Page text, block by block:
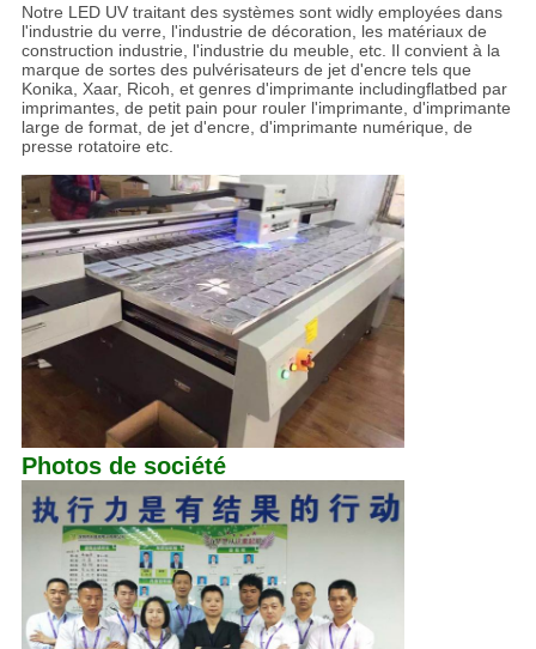
Notre LED UV traitant des systèmes sont widly employées dans
l'industrie du verre, l'industrie de décoration, les matériaux de
construction industrie, l'industrie du meuble, etc. Il convient à la
marque de sortes des pulvérisateurs de jet d'encre tels que
Konika, Xaar, Ricoh, et genres d'imprimante includingflatbed par
imprimantes, de petit pain pour rouler l'imprimante, d'imprimante
large de format, de jet d'encre, d'imprimante numérique, de
presse rotatoire etc.
Photos de société